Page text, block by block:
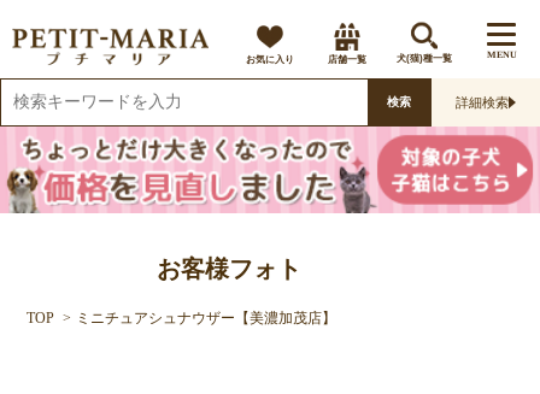
お気に入り 店舗一覧 犬(猫)種一覧 MENU
検索 詳細検索
お客様フォト
TOP ミニチュアシュナウザー【美濃加茂店】